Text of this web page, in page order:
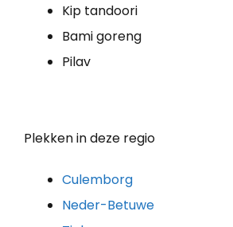
Kip tandoori
Bami goreng
Pilav
Plekken in deze regio
Culemborg
Neder-Betuwe